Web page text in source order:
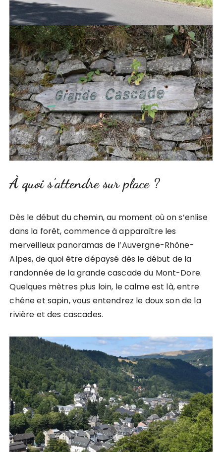
À quoi s’attendre sur place ?
Dès le début du chemin, au moment où on s’enlise
dans la forêt, commence à apparaître les
merveilleux panoramas de l’Auvergne-Rhône-
Alpes, de quoi être dépaysé dès le début de la
randonnée de la grande cascade du Mont-Dore.
Quelques mètres plus loin, le calme est là, entre
chêne et sapin, vous entendrez le doux son de la
rivière et des cascades.